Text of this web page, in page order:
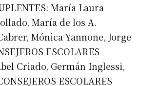
María Laura
María de los A.
Mónica Yannone, Jorge
ESCOLARES
Criado, Germán Inglessi,
ESCOLARES